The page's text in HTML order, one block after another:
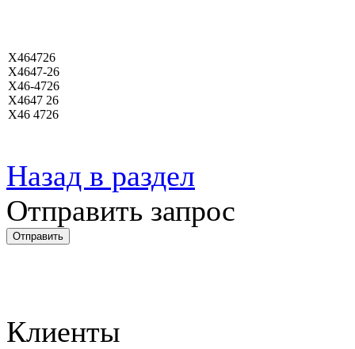
X464726
X4647-26
X46-4726
X4647 26
X46 4726
Назад в раздел
Отправить запрос
Клиенты